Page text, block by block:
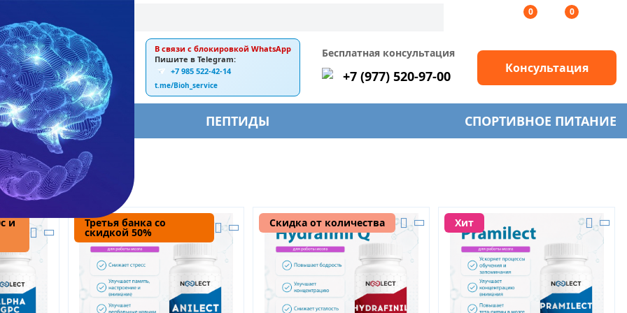
0 0
E-mail:
ankebiorus@gmail.com
В связи с блокировкой WhatsApp
Пишите в Telegram:
+7 985 522-42-14
t.me/Bioh_service
Бесплатная консультация
+7 (977) 520-97-00 Консультация
ПЕПТИДЫ СПОРТИВНОЕ ПИТАНИЕ
и Третья банка со
скидкой 50%
Скидка от количества Хит